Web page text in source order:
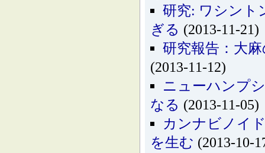
研究: ワシント
ぎる (2013-11-21)
研究報告：大
(2013-11-12)
ニューハンプ
なる (2013-11-05)
カンナビノイ
を生む (2013-10-